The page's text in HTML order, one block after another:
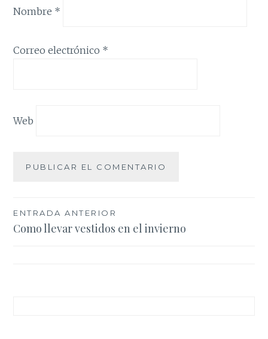
Nombre *
Correo electrónico *
Web
Navegación
de
ENTRADA ANTERIOR
Como llevar vestidos en el invierno